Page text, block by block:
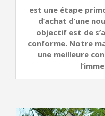
est une étape
d’achat d’une
objectif est de
conforme. Notre
une meilleure